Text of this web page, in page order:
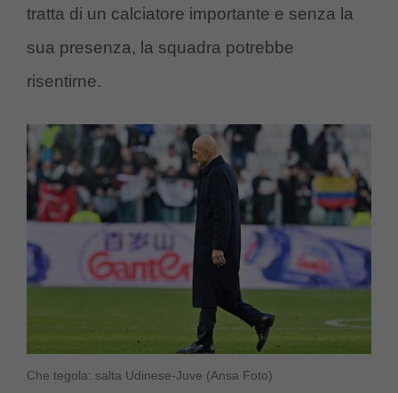
tratta di un calciatore importante e senza la
sua presenza, la squadra potrebbe
risentirne.
Che tegola: salta Udinese-Juve (Ansa Foto)